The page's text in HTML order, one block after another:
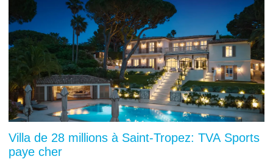
Villa de 28 millions à Saint-Tropez: TVA Sports
paye cher